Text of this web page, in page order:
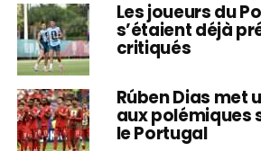
Les joueurs du
s’étaient déjà
critiqués
Rúben Dias met
aux polémiques
le Portugal